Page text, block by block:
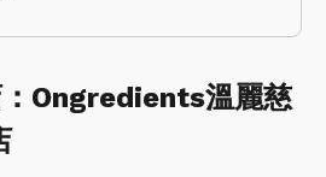
Ongredients溫麗慈